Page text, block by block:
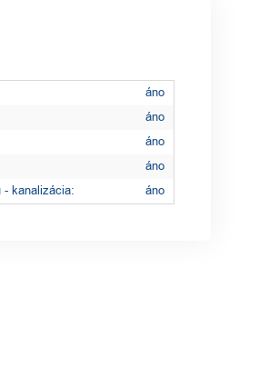
áno
áno
áno
áno
- kanalizácia:
áno